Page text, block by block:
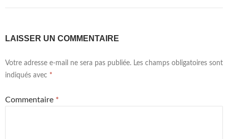
LAISSER UN COMMENTAIRE
Votre adresse e-mail ne sera pas publiée. Les champs obligatoires sont
indiqués avec *
Commentaire *